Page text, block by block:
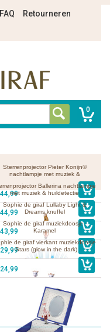
FAQ
Retourneren
0
Sterrenprojector Pieter Konijn©
nachtlampje met muziek &
Ballerina nachtlampje
met muziek & huildetectie
Sophie de giraf Lullaby Light &
Dreams knuffel
Sophie de giraf muziekdoosje -
Karamel
de giraf vierkant muziekdoosje
- Stars (glow in the dark)